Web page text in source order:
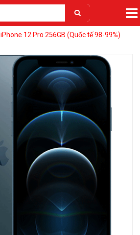
iPhone 12 Pro 256GB (Quốc tế 98-99%)